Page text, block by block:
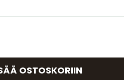
OSTOSKORIIN